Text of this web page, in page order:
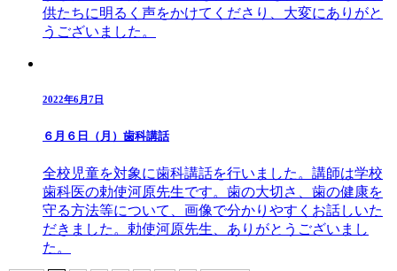
供たちに明るく声をかけてくださり、大変にありがと
うございました。
2022年6月7日
６月６日（月）歯科講話
全校児童を対象に歯科講話を行いました。講師は学校
歯科医の勅使河原先生です。歯の大切さ、歯の健康を
守る方法等について、画像で分かりやすくお話しいた
だきました。勅使河原先生、ありがとうございまし
た。